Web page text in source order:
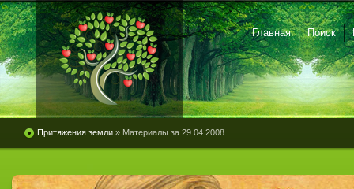
Главная Поиск
Притяжения земли » Материалы за 29.04.2008